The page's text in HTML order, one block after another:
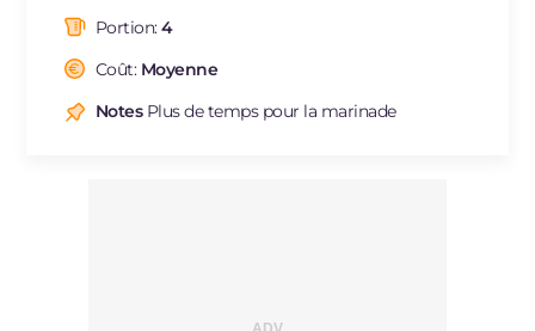
Fibre
Cholestérol
Sodium mg
Portion:4
Coût: Moyenne
NotesPlus de temps pour la marinade